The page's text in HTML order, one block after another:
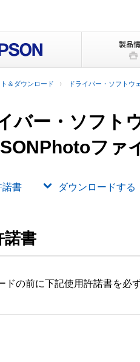
＆ダウンロード ドライバー・ソフトウ
バー・ソフト
ファ
諾書 ダウンロードする
諾書
ドの前に下記使用許諾書を必